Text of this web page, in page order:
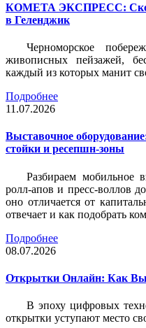
КОМЕТА ЭКСПРЕСС:
в Геленджик
Черноморское
живописных пейзажей,
каждый из которых манит
Подробнее
11.07.2026
Выставочное
стойки и ресепшн-зоны
Разбираем мобильное
ролл-апов и пресс-воллов
оно отличается от
отвечает и как подобрать
Подробнее
08.07.2026
Открытки Онлайн: Как
В эпоху цифровых
открытки уступают место